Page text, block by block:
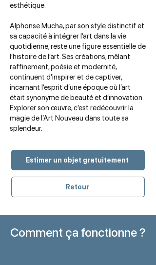
esthétique.
Alphonse Mucha, par son style distinctif et
sa capacité à intégrer l’art dans la vie
quotidienne, reste une figure essentielle de
l’histoire de l’art. Ses créations, mêlant
raffinement, poésie et modernité,
continuent d’inspirer et de captiver,
incarnant l’esprit d’une époque où l’art
était synonyme de beauté et d’innovation.
Explorer son œuvre, c’est redécouvrir la
magie de l’Art Nouveau dans toute sa
splendeur.
Estimer un objet gratuitement
Retour
Comment ça fonctionne ?